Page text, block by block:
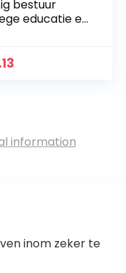
bestuur
educatie en
information
inom zeker te